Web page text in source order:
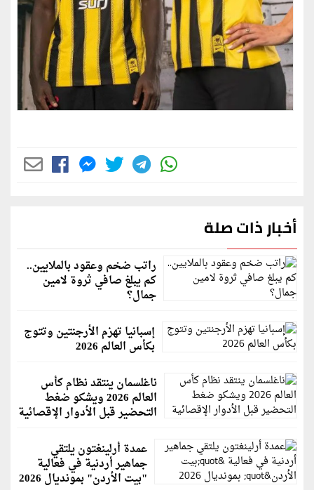
أخبار ذات صلة
راتب ضخم وعقود بالملايين..
كم يبلغ صافي ثروة لامين
جمال؟
إسبانيا تهزم الأرجنتين وتتوج
بكأس العالم 2026
ناغلسمان ينتقد نظام كأس
العالم 2026 ويشكو ضغط
التحضير قبل الأدوار الإقصائية
عمدة أرلينغتون يلتقي
جماهير أردنية في فعالية
"بيت الأردن" بمونديال 2026